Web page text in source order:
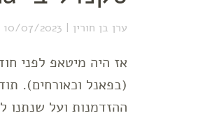
ערן בן חורין 10/07/2023
אז היה מיטאפ לפני
(בפאנל וכאורחים).
ההזדמנות ועל שנתנו